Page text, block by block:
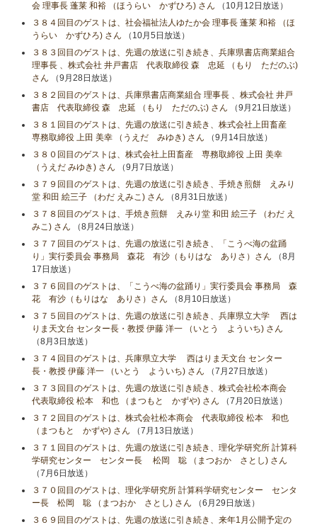
会 理事長 蓬莱 和裕 （ほうらい かずひろ) さん （10月12日放送）
３８４回目のゲストは、社会福祉法人ゆたか会 理事長 蓬莱 和裕 （ほ
うらい かずひろ) さん （10月5日放送）
３８３回目のゲストは、先週の放送に引き続き、兵庫県書店商業組合
理事長 、株式会社 井戸書店 代表取締役 森 忠延 （もり ただのぶ)
さん （9月28日放送）
３８２回目のゲストは、兵庫県書店商業組合 理事長 、株式会社 井戸
書店 代表取締役 森 忠延 （もり ただのぶ) さん （9月21日放送）
３８１回目のゲストは、先週の放送に引き続き、株式会社上田畜産
専務取締役 上田 美幸 （うえだ みゆき) さん （9月14日放送）
３８０回目のゲストは、株式会社上田畜産 専務取締役 上田 美幸
（うえだ みゆき) さん （9月7日放送）
３７９回目のゲストは、先週の放送に引き続き、手焼き煎餅 えみり
堂 和田 絵三子 （わだ えみこ) さん （8月31日放送）
３７８回目のゲストは、手焼き煎餅 えみり堂 和田 絵三子 （わだ え
みこ) さん （8月24日放送）
３７７回目のゲストは、先週の放送に引き続き、「こうべ海の盆踊
り」実行委員会 事務局 森花 有沙（もりはな ありさ）さん （8月
17日放送）
３７６回目のゲストは、「こうべ海の盆踊り」実行委員会 事務局 森
花 有沙（もりはな ありさ）さん （8月10日放送）
３７５回目のゲストは、先週の放送に引き続き、兵庫県立大学 西は
りま天文台 センター長・教授 伊藤 洋一 （いとう よういち) さん
（8月3日放送）
３７４回目のゲストは、兵庫県立大学 西はりま天文台 センター
長・教授 伊藤 洋一 （いとう よういち) さん （7月27日放送）
３７３回目のゲストは、先週の放送に引き続き、株式会社松本商会
代表取締役 松本 和也 （まつもと かずや) さん （7月20日放送）
３７２回目のゲストは、株式会社松本商会 代表取締役 松本 和也
（まつもと かずや) さん （7月13日放送）
３７１回目のゲストは、先週の放送に引き続き、理化学研究所 計算科
学研究センター センター長 松岡 聡 （まつおか さとし) さん
（7月6日放送）
３７０回目のゲストは、理化学研究所 計算科学研究センター センタ
ー長 松岡 聡 （まつおか さとし) さん （6月29日放送）
３６９回目のゲストは、先週の放送に引き続き、来年1月公開予定の